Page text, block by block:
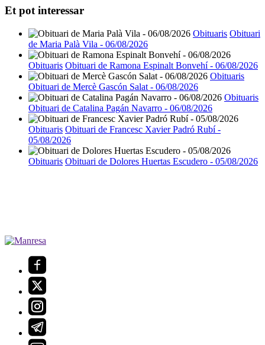
Et pot interessar
Obituaris Obituari
de Maria Palà Vila - 06/08/2026
Obituaris Obituari de Ramona Espinalt Bonvehí - 06/08/2026
Obituaris
Obituari de Mercè Gascón Salat - 06/08/2026
Obituaris
Obituari de Catalina Pagán Navarro - 06/08/2026
Obituaris Obituari de Francesc Xavier Padró Rubí -
05/08/2026
Obituaris Obituari de Dolores Huertas Escudero - 05/08/2026